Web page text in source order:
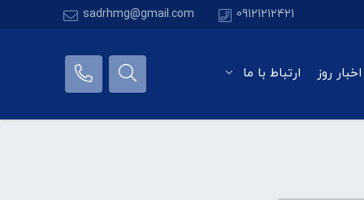
09121212421
sadrhmg@gmail.com
اخبار روز ارتباط با ما